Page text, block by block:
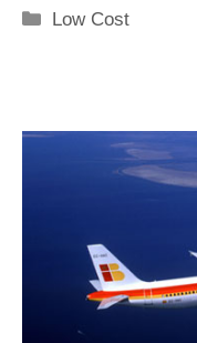
Categorie
Low Cost